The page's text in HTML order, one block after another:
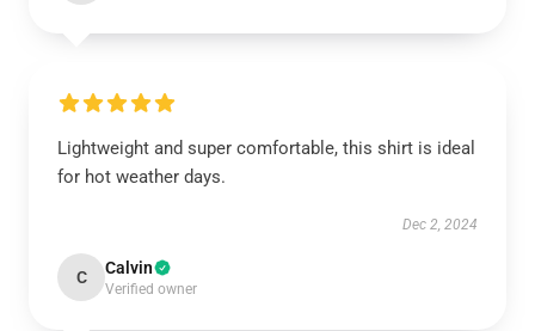
Lightweight and super comfortable, this shirt is ideal
for hot weather days.
Dec 2, 2024
C Calvin
Verified owner